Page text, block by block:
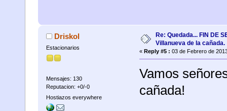
Driskol
Estacionarios
Mensajes: 130
Reputacion: +0/-0
Hostiazos everywhere
Re: Quedada... FIN DE
Villanueva de la cañada.
« Reply #5 : 03 de Febrero de
Vamos
cañada!